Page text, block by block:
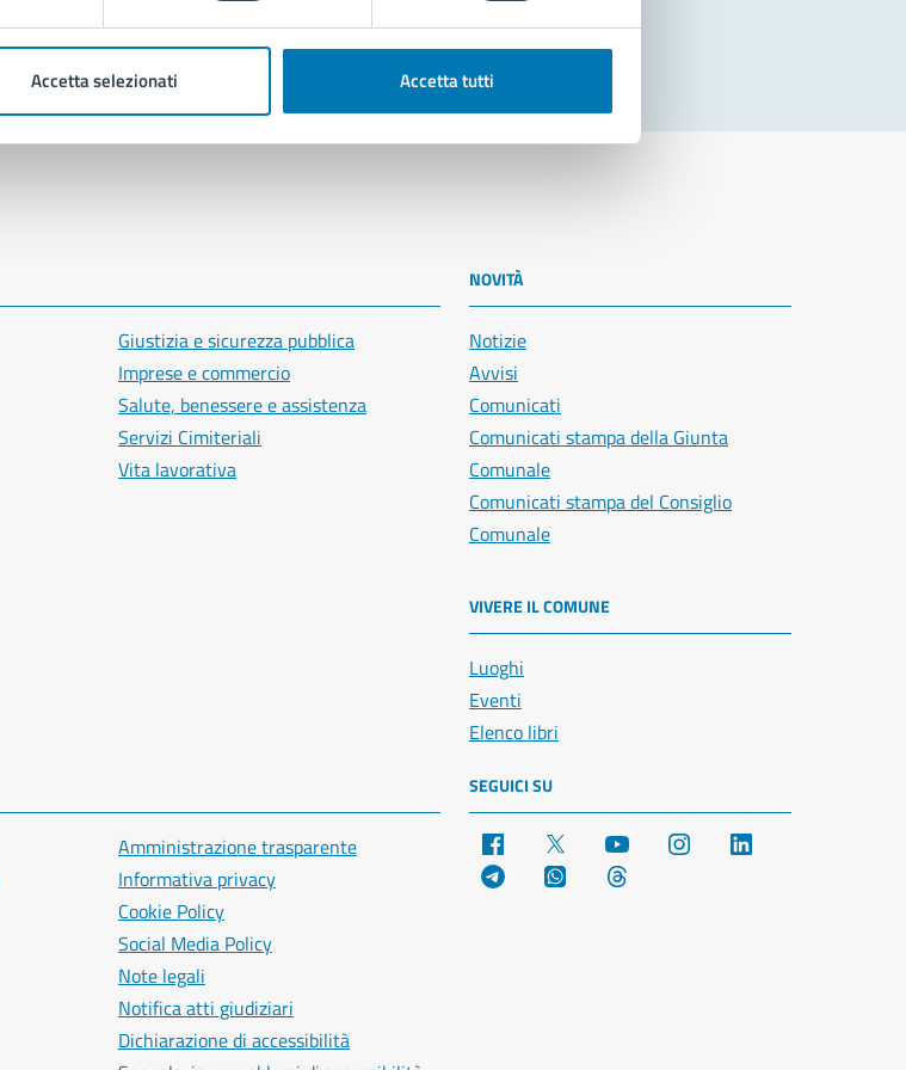
Accetta selezionati Accetta tutti
Giustizia e sicurezza pubblica
Imprese e commercio
Salute, benessere e assistenza
Servizi Cimiteriali
Vita lavorativa
NOVITÀ
Notizie
Avvisi
Comunicati
Comunicati stampa della Giunta
Comunale
Comunicati stampa del Consiglio
Comunale
VIVERE IL COMUNE
Luoghi
Eventi
Elenco libri
Amministrazione trasparente
Informativa privacy
Cookie Policy
Social Media Policy
Note legali
Notifica atti giudiziari
Dichiarazione di accessibilità
SEGUICI SU
Facebook YouTube Instagram
Telegram WhatsApp